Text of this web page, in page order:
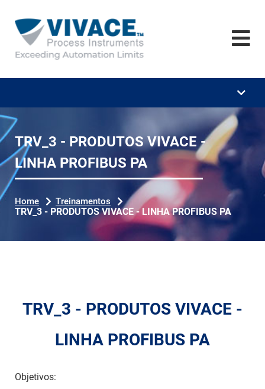
Home
Empresa
Treinamentos
Download's
Vídeos
Carreira
TRV_3 - PRODUTOS VIVACE -
LINHA PROFIBUS PA
Home Treinamentos
TRV_3 - PRODUTOS VIVACE - LINHA PROFIBUS PA
TRV_3 - PRODUTOS VIVACE -
LINHA PROFIBUS PA
Objetivos: